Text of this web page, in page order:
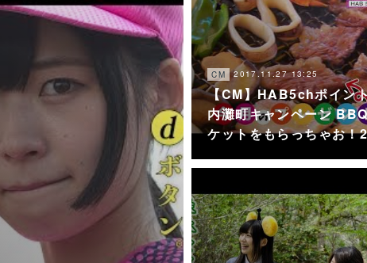
CM 2017.11.27 13:25
【CM】HAB5chポイン
内灘町キャンペーン
ケットをもらっちゃお